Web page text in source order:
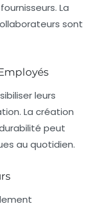
La
sont
leurs
La création
peut
au quotidien.